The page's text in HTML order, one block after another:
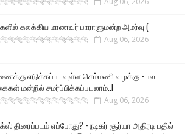
கலக்கிய மாணவர் பாராளுமன்ற அமர்வு (
Aug 06, 2026
எடுக்கப்படவுள்ள செம்மணி வழக்கு - பல
மன்றில் சமர்ப்பிக்கப்படலாம்..!
Aug 06, 2026
திரைப்படம் எப்போது? - நடிகர் சூர்யா அதிரடி பதில்